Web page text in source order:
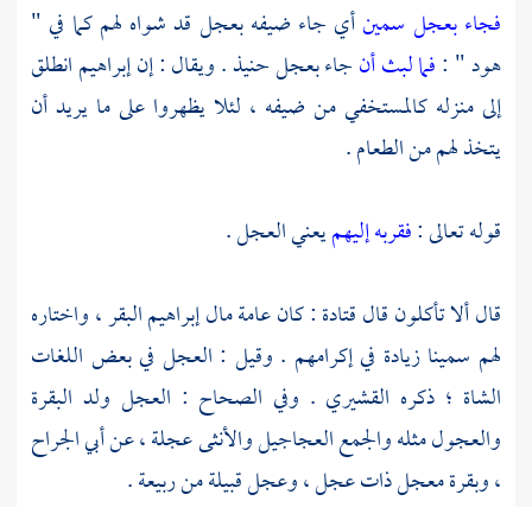
فجاء بعجل سمينأي جاء ضيفه بعجل قد شواه لهم كما في "
هود " :فما لبث أنجاء بعجل حنيذ . ويقال : إنإبراهيمانطلق
إلى منزله كالمستخفي من ضيفه ، لئلا يظهروا على ما يريد أن
يتخذ لهم من الطعام .
قوله تعالى :فقربه إليهميعني العجل .
قال ألا تأكلون قالقتادة: كان عامة مالإبراهيمالبقر ، واختاره
لهم سمينا زيادة في إكرامهم . وقيل : العجل في بعض اللغات
الشاة ؛ ذكره القشيري . وفي الصحاح : العجل ولد البقرة
والعجول مثله والجمع العجاجيل والأنثى عجلة ، عنأبي الجراح
، وبقرة معجل ذات عجل ،وعجلقبيلة منربيعة.